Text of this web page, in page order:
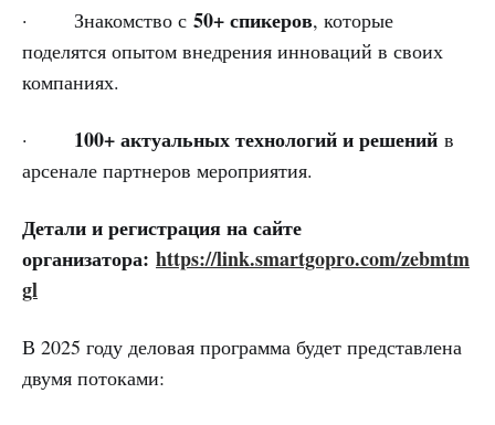
· Знакомство с 50+ спикеров, которые
поделятся опытом внедрения инноваций в своих
компаниях.
· 100+ актуальных технологий и решений в
арсенале партнеров мероприятия.
Детали и регистрация на сайте
организатора: https://link.smartgopro.com/zebmtm
gl
В 2025 году деловая программа будет представлена
двумя потоками: